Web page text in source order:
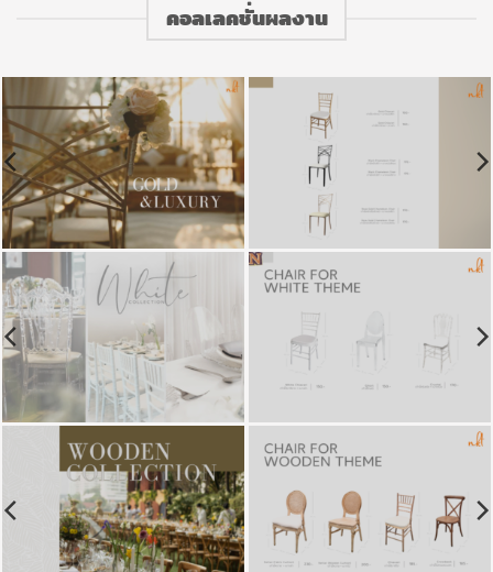
คอลเลคชั่นผลงาน